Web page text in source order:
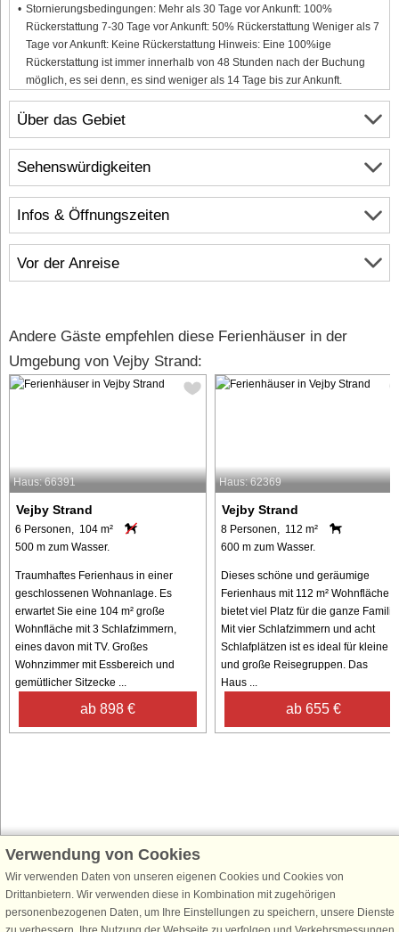
Über das Gebiet
Infos & Öffnungszeiten
Vor der Anreise
Stornierungsbedingungen: Mehr als 30 Tage vor Ankunft: 100%
Rückerstattung 7-30 Tage vor Ankunft: 50% Rückerstattung Weniger als 7
Tage vor Ankunft: Keine Rückerstattung Hinweis: Eine 100%ige
Rückerstattung ist immer innerhalb von 48 Stunden nach der Buchung
möglich, es sei denn, es sind weniger als 14 Tage bis zur Ankunft.
Sehenswürdigkeiten
Andere Gäste empfehlen diese Ferienhäuser in der
Umgebung von Vejby Strand:
Haus: 66391
Vejby Strand
6 Personen, 104 m²
500 m zum Wasser.
Traumhaftes Ferienhaus in einer
geschlossenen Wohnanlage. Es
erwartet Sie eine 104 m² große
Wohnfläche mit 3 Schlafzimmern,
eines davon mit TV. Großes
Wohnzimmer mit Essbereich und
gemütlicher Sitzecke ...
ab 898 €
Haus: 62369
Vejby Strand
8 Personen, 112 m²
600 m zum Wasser.
Dieses schöne und geräumige
Ferienhaus mit 112 m² Wohnfläche
bietet viel Platz für die ganze
Mit vier Schlafzimmern und acht
Schlafplätzen ist es ideal für kleine
und große Reisegruppen. Das
Haus ...
ab 655 €
Schließen Sie sich 100.000 Ferienhaus-Fans an
Erhalten Sie einenWillkommensgutschein von 25 € für Ihren nächsten
Ferienhausurlaub - melden Sie sich einfach für den DanCenter Newsletter
an. Verpassen Sie nie wieder exklusive Angebote, Gewinnspiele und
Verwendung von Cookies
Wir verwenden Daten von unseren eigenen Cookies und Cookies von
Drittanbietern. Wir verwenden diese in Kombination mit zugehörigen
personenbezogenen Daten, um Ihre Einstellungen zu speichern, unsere Dienste